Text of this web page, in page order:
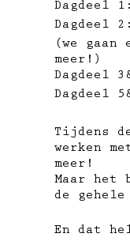
Dagdeel
Dagdeel
(we
meer!)
Dagdeel
Dagdeel
Tijdens
werken
meer!
Maar het
de
En dat